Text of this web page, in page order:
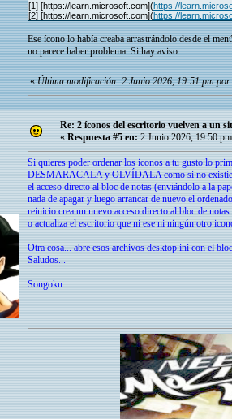
[1] [https://learn.microsoft.com](https://
[2] [https://learn.microsoft.com](https://
Ese ícono lo había creaba arrastrándolo desde el
no parece haber problema. Si hay aviso.
«Última modificación: 2 Junio 2026, 19:51 pm por
Re: 2 íconos del escritorio vuelven a un
« Respuesta #5 en: 2 Junio 2026, 19:50
Si quieres poder ordenar los iconos a tu gusto lo
DESMARACALA y OLVÍDALA como si no
el acceso directo al bloc de notas (enviándolo a la
nada de apagar y luego arrancar de nuevo el
reinicio crea un nuevo acceso directo al bloc de
o actualiza el escritorio que ni ese ni ningún otro
Otra cosa... abre esos archivos desktop.ini con el
Saludos...
Songoku